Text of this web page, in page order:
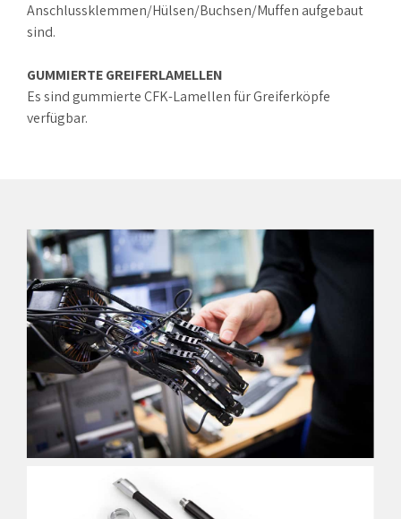
Anschlussklemmen/Hülsen/Buchsen/Muffen aufgebaut
sind.
GUMMIERTE GREIFERLAMELLEN
Es sind gummierte CFK-Lamellen für Greiferköpfe
verfügbar.